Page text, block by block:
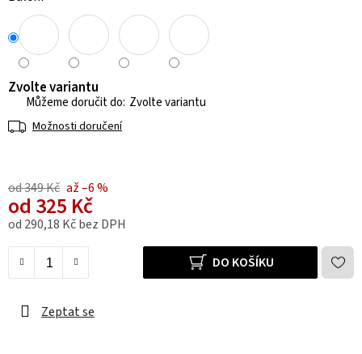
Zvolte variantu
Zvolte variantu
Možnosti doručení
od 349 Kč až –6 %
od 325 Kč
od 290,18 Kčbez DPH
DO KOŠÍKU
Zeptat se